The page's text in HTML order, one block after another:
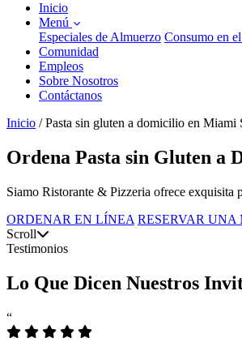
Inicio
Menú
Especiales de Almuerzo Consumo en
Comunidad
Empleos
Sobre Nosotros
Contáctanos
Inicio / Pasta sin gluten a domicilio en Miami
Ordena Pasta sin Gluten a
Siamo Ristorante & Pizzeria ofrece
ORDENAR EN LÍNEA RESERVAR UNA
Scroll
Testimonios
Lo Que Dicen Nuestros
“